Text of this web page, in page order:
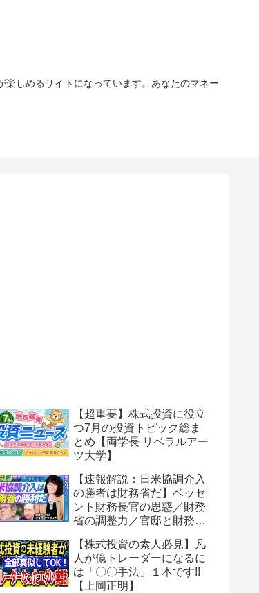
しめるサイトになっています。あなたのマネー
【超重要】株式投資に役立
つ7月の投資トピック総ま
とめ【両学長 リベラルアー
ツ大学】
【速報解説：日米協調介入
の勝者は財務省だ】ベッセ
ント財務長官の思惑／財務
省の調整力／官邸と財務省
止まるのか？／日銀は金利
を上げるのか？／高市政権
の行方【PIVOT】
【株式投資の素人必見】凡
人が億トレーダーになるに
は「〇〇手法」１本です!!
【上岡正明】